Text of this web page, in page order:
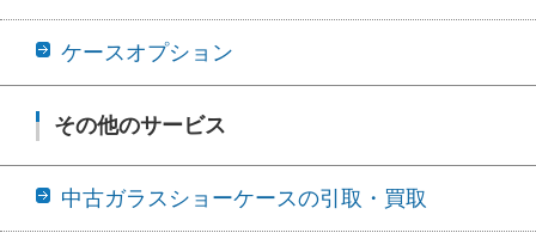
ケースオプション
その他のサービス
中古ガラスショーケースの引取・買取